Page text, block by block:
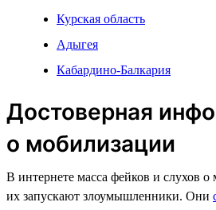
Курская область
Адыгея
Кабардино-Балкария
Достоверная
о мобилизации
В интернете масса фейков и слухов
их запускают злоумышленники. Они